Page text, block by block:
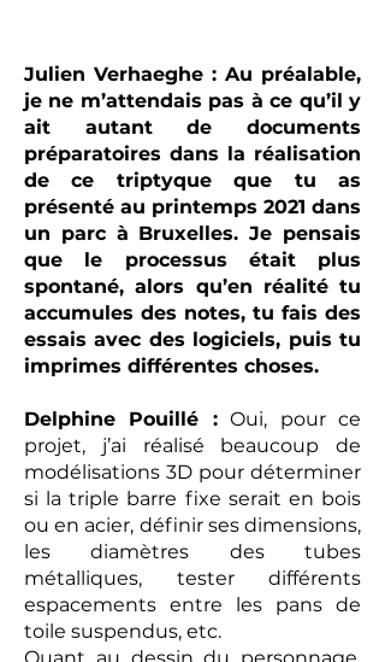
Julien Verhaeghe : Au préalable,
je ne m’attendais pas à ce qu’il y
ait autant de documents
préparatoires dans la réalisation
de ce triptyque que tu as
présenté au printemps 2021 dans
un parc à Bruxelles. Je pensais
que le processus était plus
spontané, alors qu’en réalité tu
accumules des notes, tu fais des
essais avec des logiciels, puis tu
imprimes différentes choses.
Delphine Pouillé :Oui, pour ce
projet, j’ai réalisé beaucoup de
modélisations 3D pour déterminer
si la triple barre fixe serait en bois
ou en acier, définir ses dimensions,
les diamètres des tubes
métalliques, tester différents
espacements entre les pans de
toile suspendus, etc.